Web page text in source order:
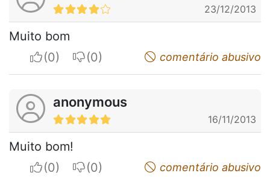
23/12/2013
Muito bom
I apreciateI do not appreciatecomentário abusivo
anonymous
16/11/2013
Muito bom!
I apreciateI do not appreciatecomentário abusivo